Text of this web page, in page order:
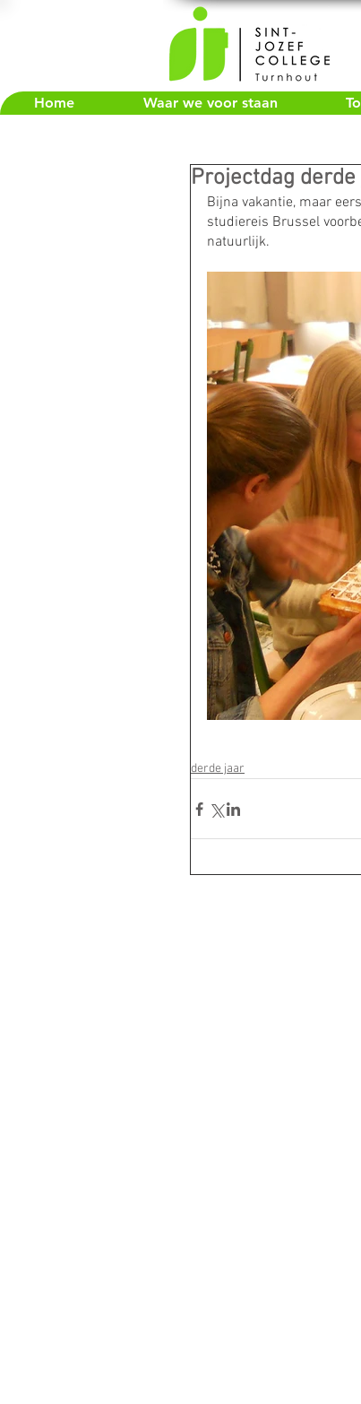
Home Waar we voor staan
Projectdag
Bijna vakantie, maar
studiereis Brussel
natuurlijk.
derde jaar